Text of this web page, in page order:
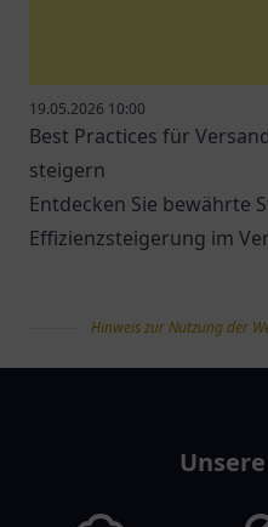
19.05.2026 10:00
Best Practices für
steigern
Entdecken Sie bewährte
Effizienzsteigerung im
Hinweis zur Nutzung der